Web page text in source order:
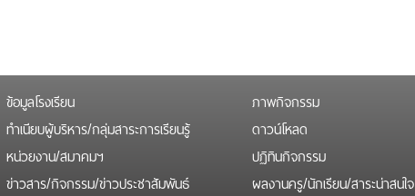
ข้อมูลโรงเรียน
ทำเนียบผู้บริหาร/กลุ่มสาระการเรียนรู้
หน่วยงาน/สมาคมฯ
ข่าวสาร/กิจกรรม/ข่าวประชาสัมพันธ์
ภาพกิจกรรม
ดาวน์โหลด
ปฏิทินกิจกรรม
ผลงานครู/นักเรียน/สาระน่าสนใจ